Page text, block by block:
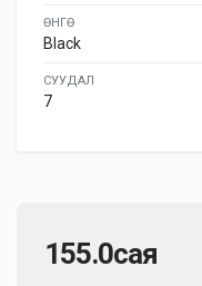
155.0сая
ӨНГӨ
Black
СУУДАЛ
7